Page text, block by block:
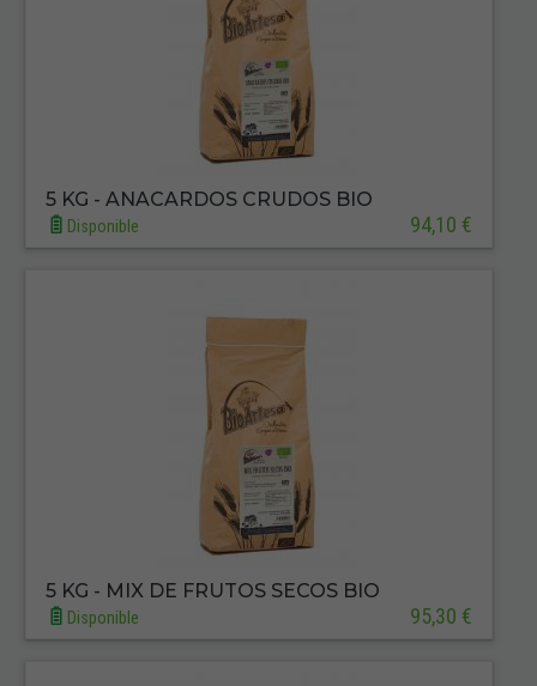
5 KG - ANACARDOS CRUDOS BIO
Disponible 94,10 €
5 KG - MIX DE FRUTOS SECOS BIO
Disponible 95,30 €